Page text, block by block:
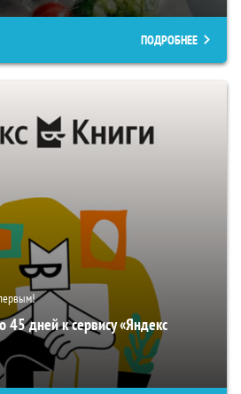
ПОДРОБНЕЕ
45 дней к сервису «Яндекс